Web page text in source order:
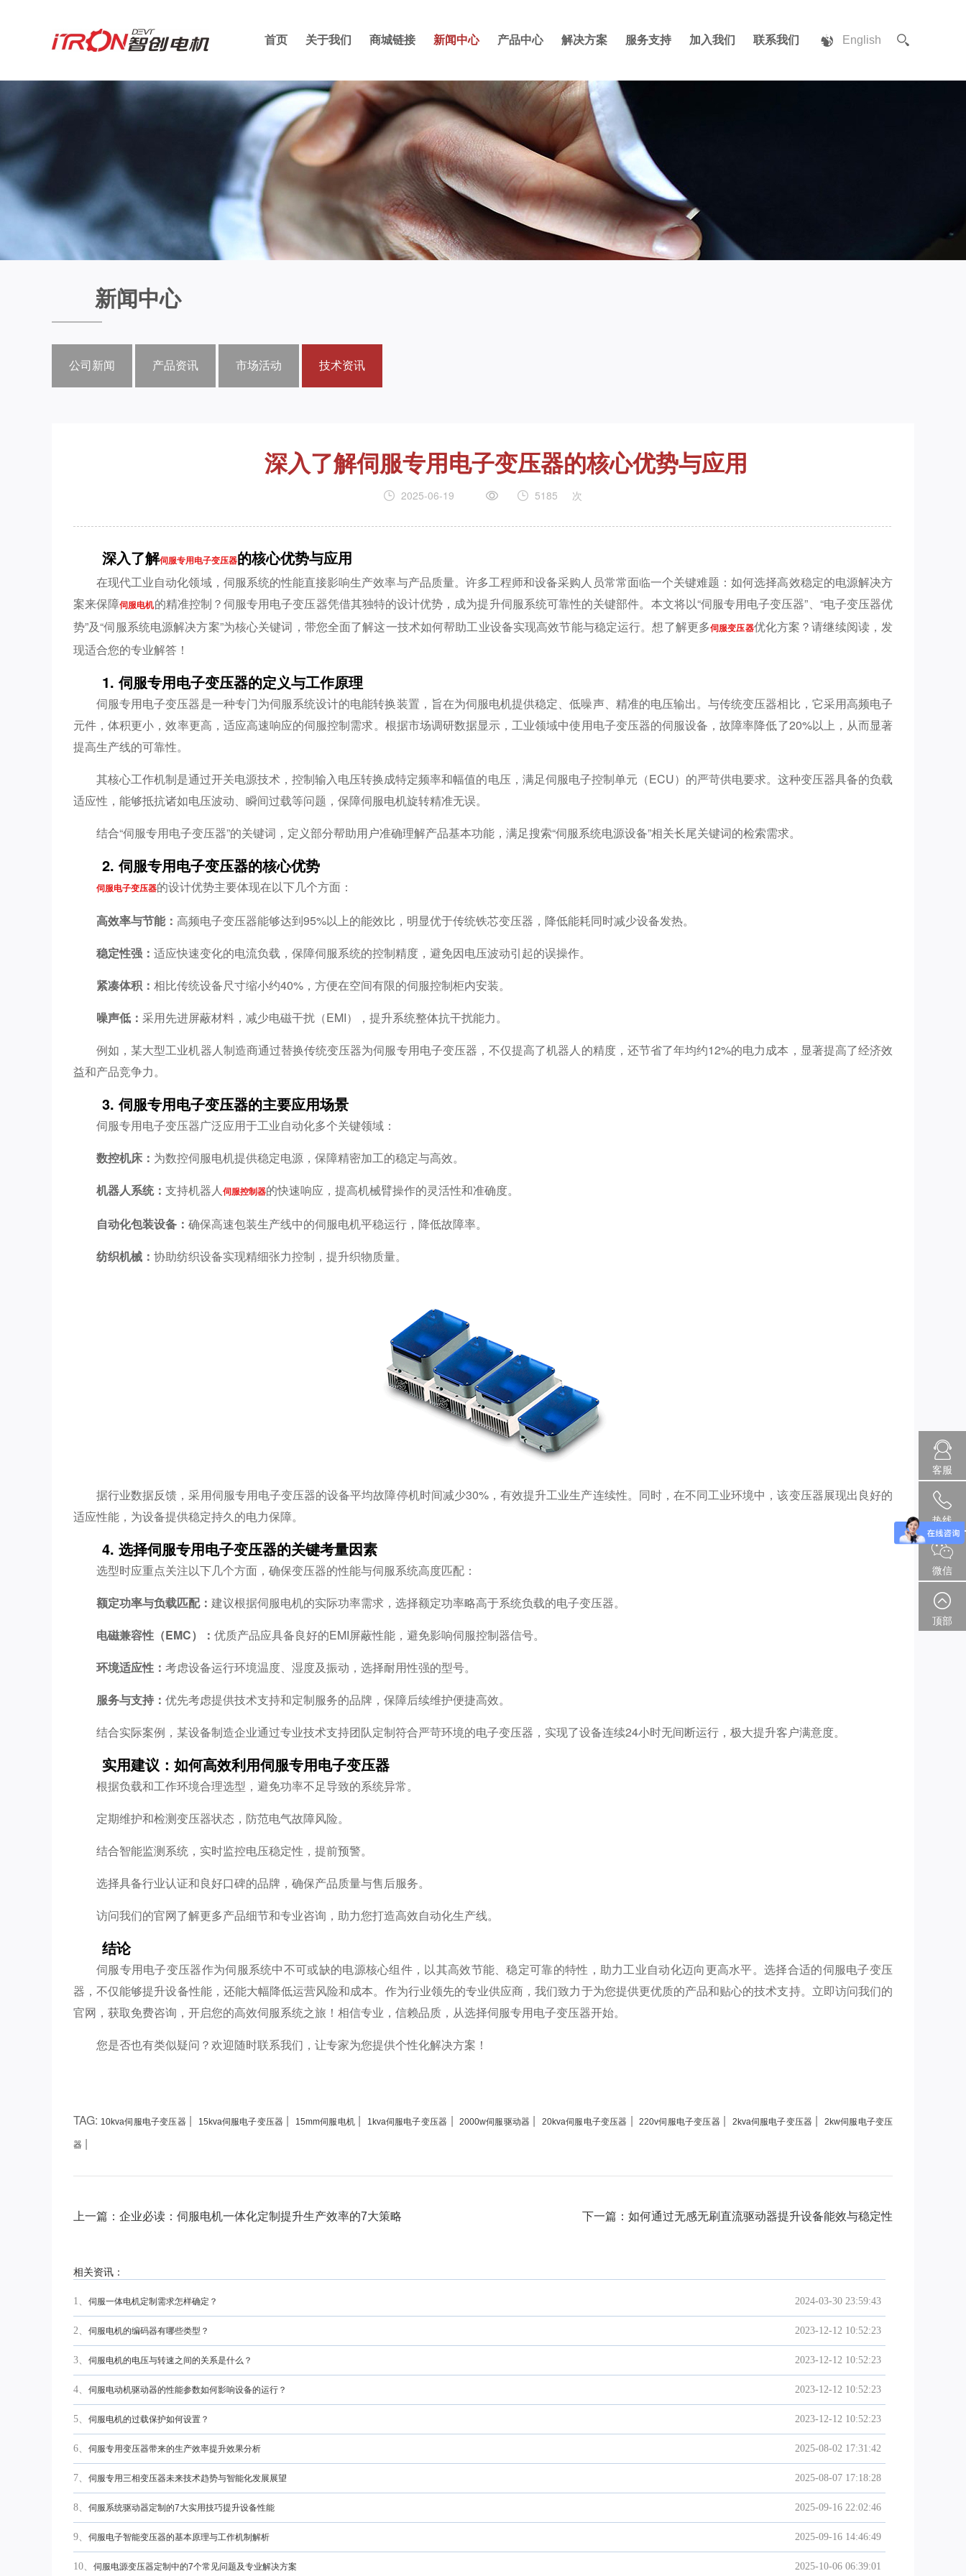
首页 关于我们 商城链接 新闻中心 产品中心 解决方案 服务支持 加入我们 联系我们 English
新闻中心
公司新闻 产品资讯 市场活动 技术资讯
深入了解伺服专用电子变压器的核心优势与应用
2025-06-19 5185 次
深入了解伺服专用电子变压器的核心优势与应用
在现代工业自动化领域，伺服系统的性能直接影响生产效率与产品质量。许多工程师和设备采购人员常常面临一个关键难题：如何选择高效稳定的电源解决方
案来保障伺服电机的精准控制？伺服专用电子变压器凭借其独特的设计优势，成为提升伺服系统可靠性的关键部件。本文将以“伺服专用电子变压器”、“电子变压器优
势”及“伺服系统电源解决方案”为核心关键词，带您全面了解这一技术如何帮助工业设备实现高效节能与稳定运行。想了解更多伺服变压器优化方案？请继续阅读，发
现适合您的专业解答！
1. 伺服专用电子变压器的定义与工作原理
伺服专用电子变压器是一种专门为伺服系统设计的电能转换装置，旨在为伺服电机提供稳定、低噪声、精准的电压输出。与传统变压器相比，它采用高频电子
元件，体积更小，效率更高，适应高速响应的伺服控制需求。根据市场调研数据显示，工业领域中使用电子变压器的伺服设备，故障率降低了20%以上，从而显著
提高生产线的可靠性。
其核心工作机制是通过开关电源技术，控制输入电压转换成特定频率和幅值的电压，满足伺服电子控制单元（ECU）的严苛供电要求。这种变压器具备的负载
适应性，能够抵抗诸如电压波动、瞬间过载等问题，保障伺服电机旋转精准无误。
结合“伺服专用电子变压器”的关键词，定义部分帮助用户准确理解产品基本功能，满足搜索“伺服系统电源设备”相关长尾关键词的检索需求。
2. 伺服专用电子变压器的核心优势
伺服电子变压器的设计优势主要体现在以下几个方面：
高效率与节能： 高频电子变压器能够达到95%以上的能效比，明显优于传统铁芯变压器，降低能耗同时减少设备发热。
稳定性强： 适应快速变化的电流负载，保障伺服系统的控制精度，避免因电压波动引起的误操作。
紧凑体积： 相比传统设备尺寸缩小约40%，方便在空间有限的伺服控制柜内安装。
噪声低： 采用先进屏蔽材料，减少电磁干扰（EMI），提升系统整体抗干扰能力。
例如，某大型工业机器人制造商通过替换传统变压器为伺服专用电子变压器，不仅提高了机器人的精度，还节省了年均约12%的电力成本，显著提高了经济效
益和产品竞争力。
3. 伺服专用电子变压器的主要应用场景
伺服专用电子变压器广泛应用于工业自动化多个关键领域：
数控机床： 为数控伺服电机提供稳定电源，保障精密加工的稳定与高效。
机器人系统： 支持机器人 伺服控制器的快速响应，提高机械臂操作的灵活性和准确度。
自动化包装设备： 确保高速包装生产线中的伺服电机平稳运行，降低故障率。
纺织机械： 协助纺织设备实现精细张力控制，提升织物质量。
据行业数据反馈，采用伺服专用电子变压器的设备平均故障停机时间减少30%，有效提升工业生产连续性。同时，在不同工业环境中，该变压器展现出良好的
适应性能，为设备提供稳定持久的电力保障。
4. 选择伺服专用电子变压器的关键考量因素
选型时应重点关注以下几个方面，确保变压器的性能与伺服系统高度匹配：
额定功率与负载匹配： 建议根据伺服电机的实际功率需求，选择额定功率略高于系统负载的电子变压器。
电磁兼容性（EMC）： 优质产品应具备良好的EMI屏蔽性能，避免影响伺服控制器信号。
环境适应性： 考虑设备运行环境温度、湿度及振动，选择耐用性强的型号。
服务与支持： 优先考虑提供技术支持和定制服务的品牌，保障后续维护便捷高效。
结合实际案例，某设备制造企业通过专业技术支持团队定制符合严苛环境的电子变压器，实现了设备连续24小时无间断运行，极大提升客户满意度。
实用建议：如何高效利用伺服专用电子变压器
根据负载和工作环境合理选型，避免功率不足导致的系统异常。
定期维护和检测变压器状态，防范电气故障风险。
结合智能监测系统，实时监控电压稳定性，提前预警。
选择具备行业认证和良好口碑的品牌，确保产品质量与售后服务。
访问我们的官网了解更多产品细节和专业咨询，助力您打造高效自动化生产线。
结论
伺服专用电子变压器作为伺服系统中不可或缺的电源核心组件，以其高效节能、稳定可靠的特性，助力工业自动化迈向更高水平。选择合适的伺服电子变压
器，不仅能够提升设备性能，还能大幅降低运营风险和成本。作为行业领先的专业供应商，我们致力于为您提供更优质的产品和贴心的技术支持。立即访问我们的
官网，获取免费咨询，开启您的高效伺服系统之旅！相信专业，信赖品质，从选择伺服专用电子变压器开始。
您是否也有类似疑问？欢迎随时联系我们，让专家为您提供个性化解决方案！
TAG: 10kva伺服电子变压器| 15kva伺服电子变压器 | 15mm伺服电机| 1kva伺服电子变压器 | 2000w伺服驱动器 | 20kva伺服电子变压器 |220v伺服电子变压器| 2kva伺服电子变压器 | 2kw伺服电子变压
器 |
上一篇：企业必读：伺服电机一体化定制提升生产效率的7大策略 下一篇：如何通过无感无刷直流驱动器提升设备能效与稳定性
相关资讯：
2024-03-30 23:59:43
1、 伺服一体电机定制需求怎样确定？
2023-12-12 10:52:23
2、 伺服电机的编码器有哪些类型？
2023-12-12 10:52:23
3、 伺服电机的电压与转速之间的关系是什么？
2023-12-12 10:52:23
4、 伺服电动机驱动器的性能参数如何影响设备的运行？
2023-12-12 10:52:23
5、 伺服电机的过载保护如何设置？
2025-08-02 17:31:42
6、 伺服专用变压器带来的生产效率提升效果分析
2025-08-07 17:18:28
7、 伺服专用三相变压器未来技术趋势与智能化发展展望
2025-09-16 22:02:46
8、 伺服系统驱动器定制的7大实用技巧提升设备性能
2025-09-16 14:46:49
9、 伺服电子智能变压器的基本原理与工作机制解析
2025-10-06 06:39:01
10、 伺服电源变压器定制中的7个常见问题及专业解决方案
客服
热线
微信
顶部